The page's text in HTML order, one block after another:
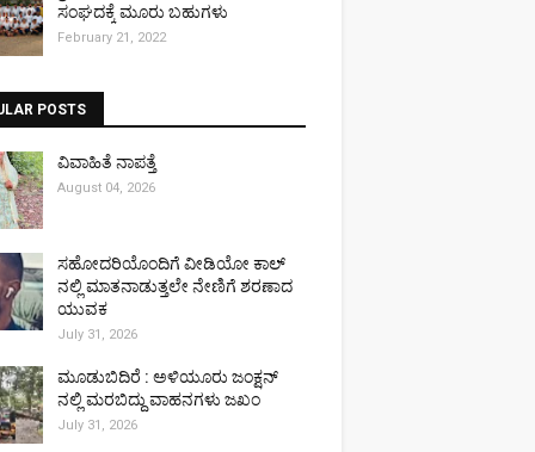
ಸಂಘದಕ್ಕೆ ಮೂರು ಬಹುಗಳು
February 21, 2022
POSTS
ವಿವಾಹಿತೆ ನಾಪತ್ತೆ
August 04, 2026
ಸಹೋದರಿಯೊಂದಿಗೆ ವೀಡಿಯೋ ಕಾಲ್
ನಲ್ಲಿ ಮಾತನಾಡುತ್ತಲೇ ನೇಣಿಗೆ ಶರಣಾದ
ಯುವಕ
July 31, 2026
ಮೂಡುಬಿದಿರೆ : ಅಳಿಯೂರು ಜಂಕ್ಷನ್
ನಲ್ಲಿ ಮರಬಿದ್ದು ವಾಹನಗಳು ಜಖಂ
July 31, 2026